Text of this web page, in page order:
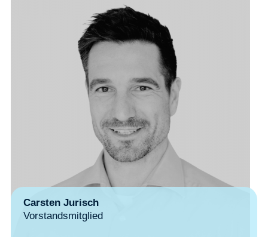
Carsten Jurisch
Vorstandsmitglied